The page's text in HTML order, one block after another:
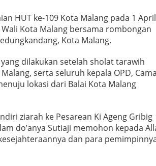
HUT ke-109 Kota Malang pada 1 April
Kota Malang bersama rombongan
Kota Malang.
dilakukan setelah sholat tarawih
serta seluruh kepala OPD,
lokasi dari Balai Kota Malang
ziarah ke Pesarean Ki Ageng Gribig
do’anya Sutiaji memohon kepada
dan para